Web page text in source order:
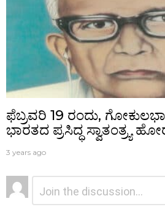
ಫೆಬ್ರವರಿ 19 ರಂದು,
ಭಾರತದ ಪ್ರಸಿದ್ಧ ಸ್ವಾತಂತ್ರ್ಯ
3 years ago
ನಿಮ್ಮದೊಂದು
ಉತ್ತರ